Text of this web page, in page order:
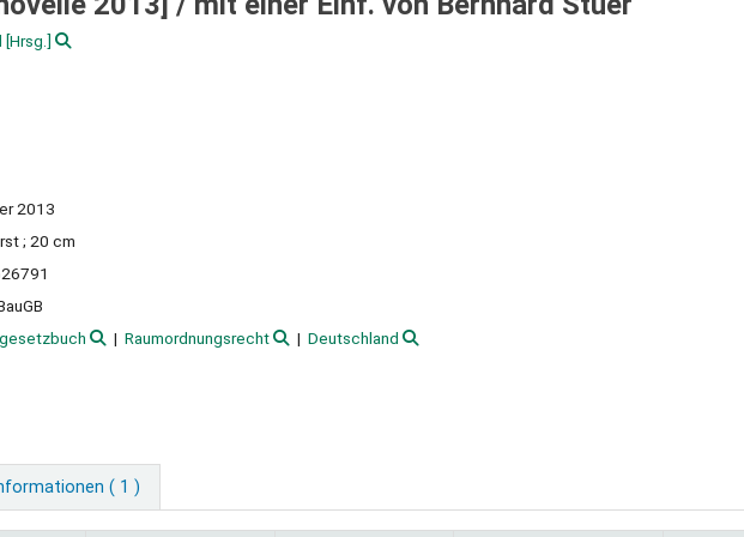
[Hrsg.]
2013
; 20 cm
Raumordnungsrecht
Deutschland
( 1 )